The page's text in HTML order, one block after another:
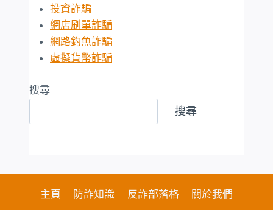
投資詐騙
網店刷單詐騙
網路釣魚詐騙
虛擬貨幣詐騙
搜尋
搜尋
主頁 防詐知識 反詐部落格 關於我們